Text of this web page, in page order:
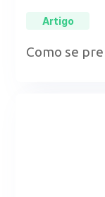
Artigo
Como se